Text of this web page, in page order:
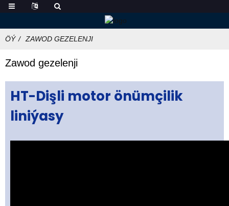
ÖÝ ZAWOD GEZELENJI
Zawod gezelenji
HT-Dişli motor önümçilik
liniýasy